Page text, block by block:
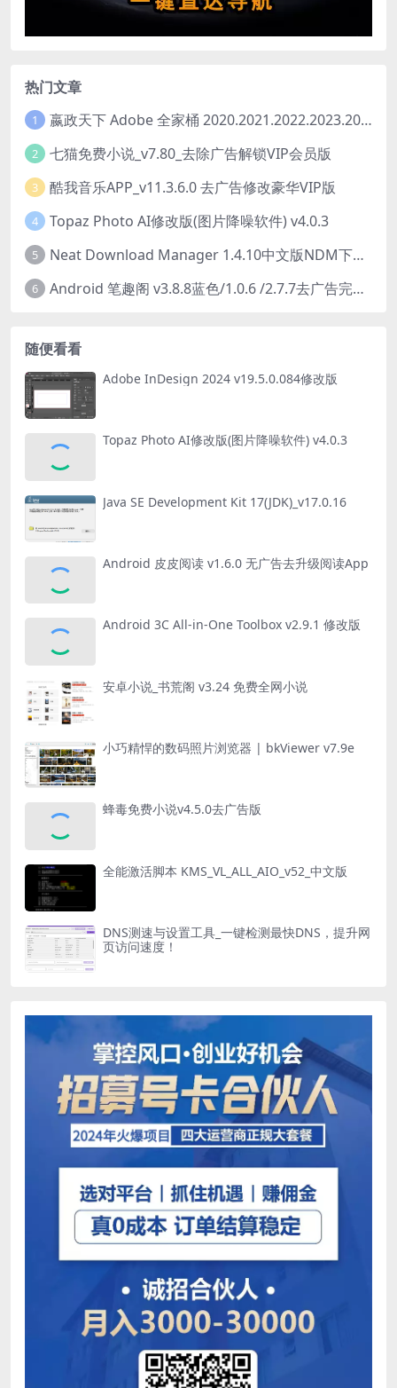
热门文章
1 嬴政天下 Adobe 全家桶 2020.2021.2022.2023.2024.2025大师版（2025年08月版 ）
2 七猫免费小说_v7.80_去除广告解锁VIP会员版
3 酷我音乐APP_v11.3.6.0 去广告修改豪华VIP版
4 Topaz Photo AI修改版(图片降噪软件) v4.0.3
5 Neat Download Manager 1.4.10中文版NDM下载器简称NDM
6 Android 笔趣阁 v3.8.8蓝色/1.0.6 /2.7.7去广告完美版
随便看看
Adobe InDesign 2024 v19.5.0.084修改版
Topaz Photo AI修改版(图片降噪软件) v4.0.3
Java SE Development Kit 17(JDK)_v17.0.16
Android 皮皮阅读 v1.6.0 无广告去升级阅读App
Android 3C All-in-One Toolbox v2.9.1 修改版
安卓小说_书荒阁 v3.24 免费全网小说
小巧精悍的数码照片浏览器 | bkViewer v7.9e
蜂毒免费小说v4.5.0去广告版
全能激活脚本 KMS_VL_ALL_AIO_v52_中文版
DNS测速与设置工具_一键检测最快DNS，提升网
页访问速度！